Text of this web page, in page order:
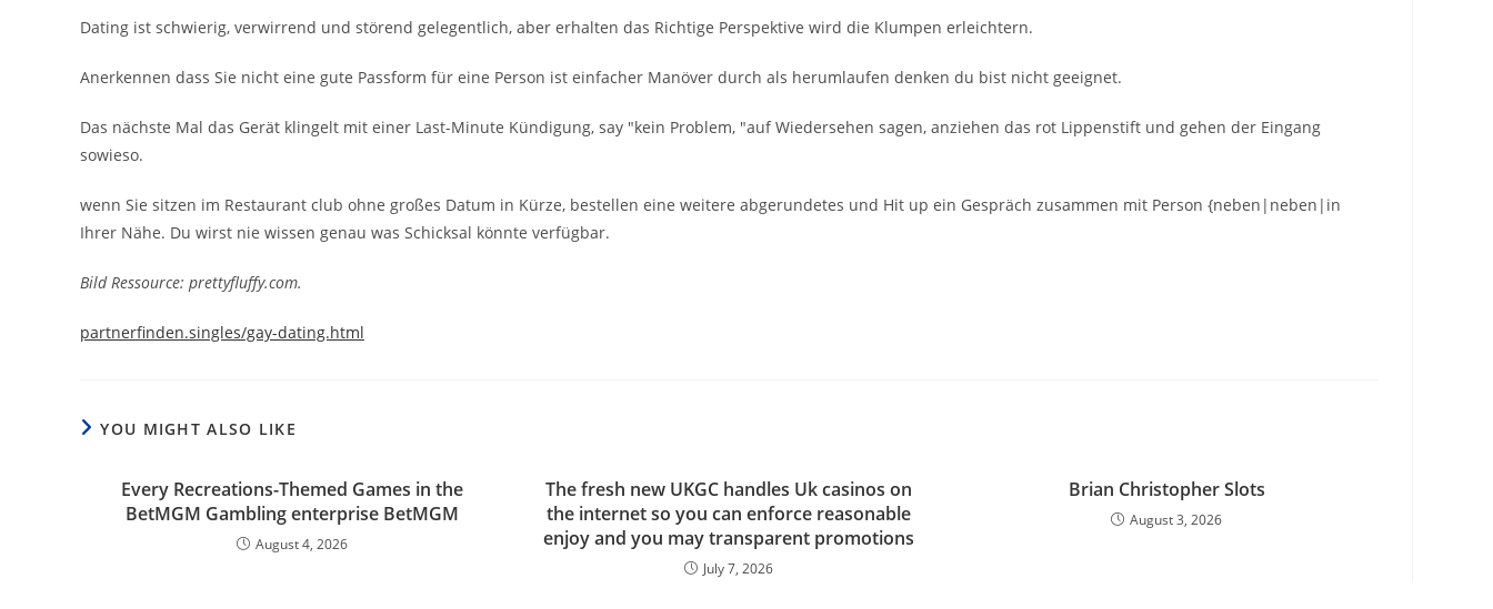
Dating ist schwierig, verwirrend und störend gelegentlich, aber erhalten das Richtige Perspektive wird die Klumpen erleichtern.
Anerkennen dass Sie nicht eine gute Passform für eine Person ist einfacher Manöver durch als herumlaufen denken du bist nicht geeignet.
Das nächste Mal das Gerät klingelt mit einer Last-Minute Kündigung, say "kein Problem, "auf Wiedersehen sagen, anziehen das rot Lippenstift und gehen der Eingang
sowieso.
wenn Sie sitzen im Restaurant club ohne großes Datum in Kürze, bestellen eine weitere abgerundetes und Hit up ein Gespräch zusammen mit Person {neben|neben|in
Ihrer Nähe. Du wirst nie wissen genau was Schicksal könnte verfügbar.
Bild Ressource: prettyfluffy.com.
partnerfinden.singles/gay-dating.html
YOU MIGHT ALSO LIKE
Every Recreations-Themed Games in the
BetMGM Gambling enterprise BetMGM
August 4, 2026
The fresh new UKGC handles Uk casinos on
the internet so you can enforce reasonable
enjoy and you may transparent promotions
July 7, 2026
Brian Christopher Slots
August 3, 2026